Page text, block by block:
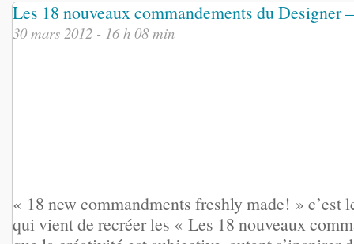
Les 18 nouveaux commandements du Designer
30 mars 2012 - 16 h 08 min
« 18 new commandments freshly made! » c’est
qui vient de recréer les « Les 18 nouveaux